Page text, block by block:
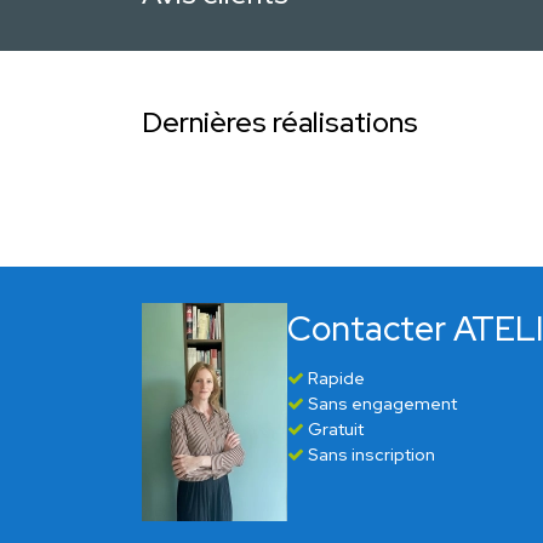
Dernières réalisations
Contacter
Rapide
Sans engagement
Gratuit
Sans inscription